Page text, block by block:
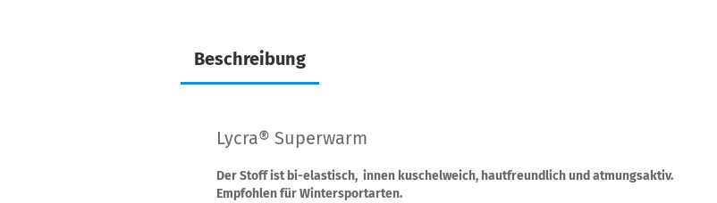
Beschreibung
Lycra® Superwarm
Der Stoff ist bi-elastisch, innen kuschelweich, hautfreundlich und atmungsaktiv.
Empfohlen für Wintersportarten.